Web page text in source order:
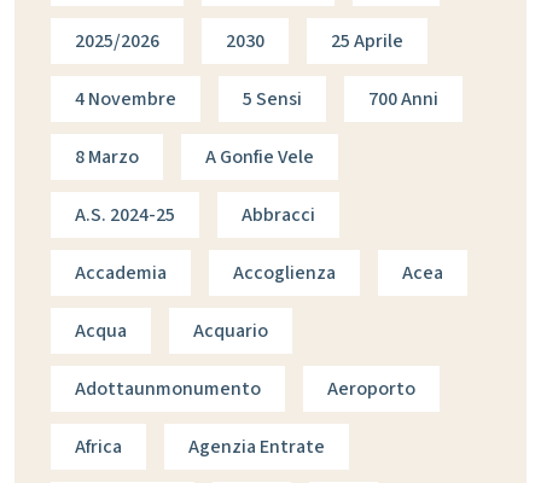
2025/2026 2030 25 Aprile
4 Novembre 5 Sensi 700 Anni
8 Marzo A Gonfie Vele
A.s. 2024-25 Abbracci
Accademia Accoglienza Acea
Acqua Acquario
Adottaunmonumento Aeroporto
Africa Agenzia Entrate